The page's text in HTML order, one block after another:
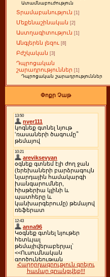
Ատամնաբուժություն
Տրամաբանություն [1]
Մեքենաշինական [2]
Աստղագիտություն [1]
Անգլերեն լեզու [8]
Բժշկական [3]
Դպրոցական
շարադրություններ [1]
Դպրոցական շարադրություններ
Փոքր Չաթ
Հաղորդագրություն գրելու
համար գրանցվեք!!!